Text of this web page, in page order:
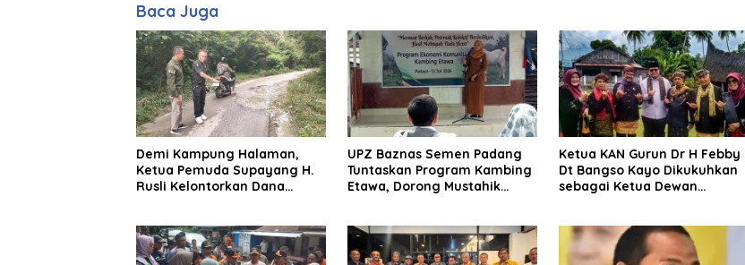
Baca Juga
Demi Kampung Halaman,
Ketua Pemuda Supayang H.
Rusli Kelontorkan Dana
UPZ Baznas Semen Padang
Tuntaskan Program Kambing
Etawa, Dorong Mustahik
Ketua KAN Gurun Dr H Febby
Dt Bangso Kayo Dikukuhkan
sebagai Ketua Dewan